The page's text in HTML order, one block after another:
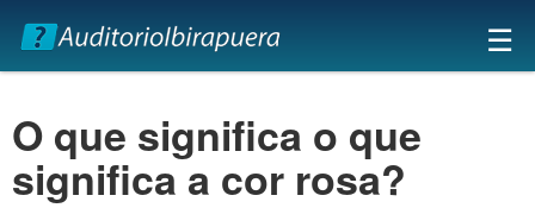
×
☰
O que significa o que
significa a cor rosa?